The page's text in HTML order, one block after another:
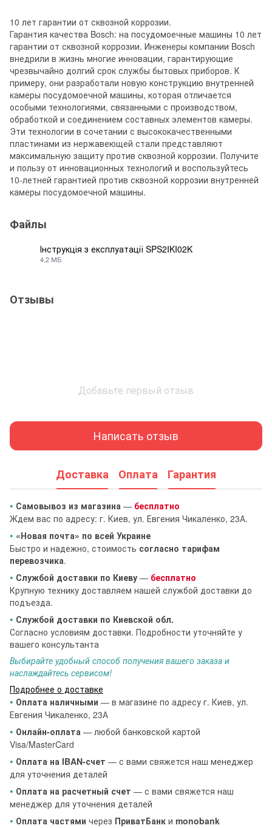
10 лет гарантии от сквозной коррозии.
Гарантия качества Bosch: на посудомоечные машины 10 лет
гарантии от сквозной коррозии. Инженеры компании Bosch
внедрили в жизнь многие инновации, гарантирующие
чрезвычайно долгий срок службы бытовых приборов. К
примеру, они разработали новую конструкцию внутренней
камеры посудомоечной машины, которая отличается
особыми технологиями, связанными с производством,
обработкой и соединением составных элементов камеры.
Эти технологии в сочетании с высококачественными
пластинами из нержавеющей стали представляют
максимальную защиту против сквозной коррозии. Получите
и пользу от инновационных технологий и воспользуйтесь
10-летней гарантией против сквозной коррозии внутренней
камеры посудомоечной машины.
Файлы
Інструкція з експлуатації SPS2IKI02K
4.2 МБ
Отзывы
Добавьте первый отзыв
Написать отзыв
Доставка Оплата Гарантия
• Самовывоз из магазина — бесплатно
Ждем вас по адресу: г. Киев, ул. Евгения Чикаленко, 23А.
• «Новая почта» по всей Украине
Быстро и надежно, стоимость согласно тарифам
перевозчика.
• Службой доставки по Киеву — бесплатно
Крупную технику доставляем нашей службой доставки до
подъезда.
• Службой доставки по Киевской обл.
Согласно условиям доставки. Подробности уточняйте у
вашего консультанта
Выбирайте удобный способ получения вашего заказа и
наслаждайтесь сервисом!
Подробнее о доставке
• Оплата наличными — в магазине по адресу г. Киев, ул.
Евгения Чикаленко, 23А
• Онлайн-оплата — любой банковской картой
Visa/MasterCard
• Оплата на IBAN-счет — с вами свяжется наш менеджер
для уточнения деталей
• Оплата на расчетный счет — с вами свяжется наш
менеджер для уточнения деталей
• Оплата частями через ПриватБанк и monobank